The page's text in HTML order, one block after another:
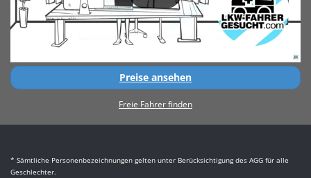
Preise ansehen
Freie Fahrer finden
* Sämtliche Personenbezeichnungen gelten unter Berücksichtigung des AGG für alle
Geschlechter.